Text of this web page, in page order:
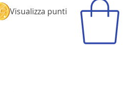
Visualizza punti